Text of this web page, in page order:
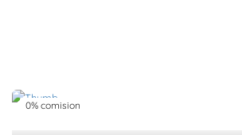
0% comision